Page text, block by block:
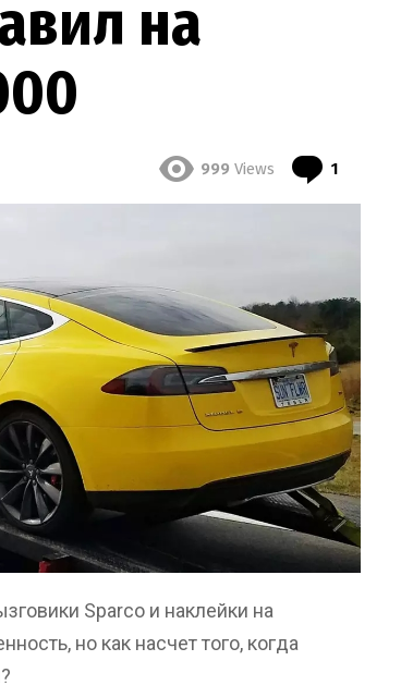
на
999 Views 1
Sparco и наклейки на
но как насчет того, когда